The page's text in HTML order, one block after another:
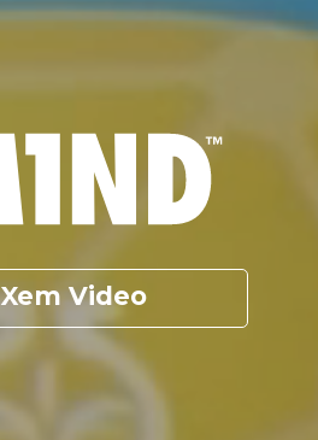
Xem Video